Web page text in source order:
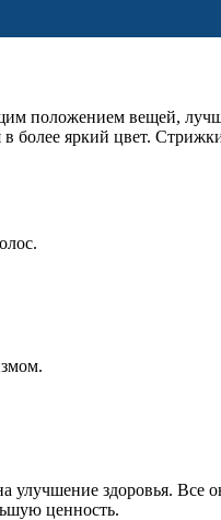
положением вещей,
более яркий цвет.
здоровья. Все
ценность.